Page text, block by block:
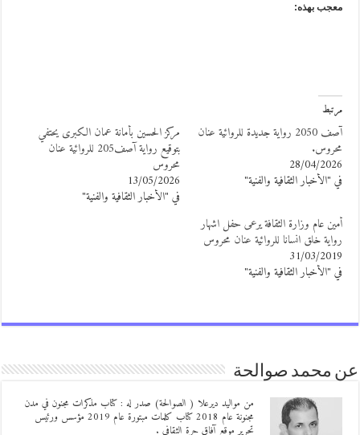
بهذه:
آصف 2050 رواية جديدة للروائية عنان
28/04/
"الأخبار الثقافية والفنية"
مركز الحسين بأمانة عمان الكبرى يحتفي
بتوقيع رواية آصف205 للروائية عنان
محروس
13/05/2026
في "الأخبار الثقافية والفنية"
عام وزارة الثقافة يرعى حفل اشهار
خلق انسانا للروائية عنان محروس
31/03/
"الأخبار الثقافية والفنية"
محمد صوالحة
من مواليد ديرعلا ( الصوالحة) صدر له : كتاب مذكرات مجنون في مدن
مجنونة عام 2018 كتاب كلمات مبتورة عام 2019 مؤسس ورئيس
تحرير موقع آفاق حرة الثقافي .